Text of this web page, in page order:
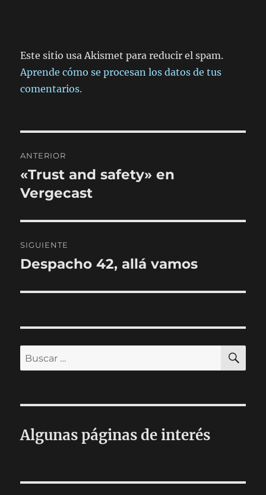
Este sitio usa Akismet para reducir el spam.
Aprende cómo se procesan los datos de tus
comentarios.
de
entradas
ANTERIOR
Entrada
anterior:
«Trust and safety» en
Vergecast
SIGUIENTE
Entrada
Despacho 42, allá vamos
Buscar
por:
Algunas páginas de interés